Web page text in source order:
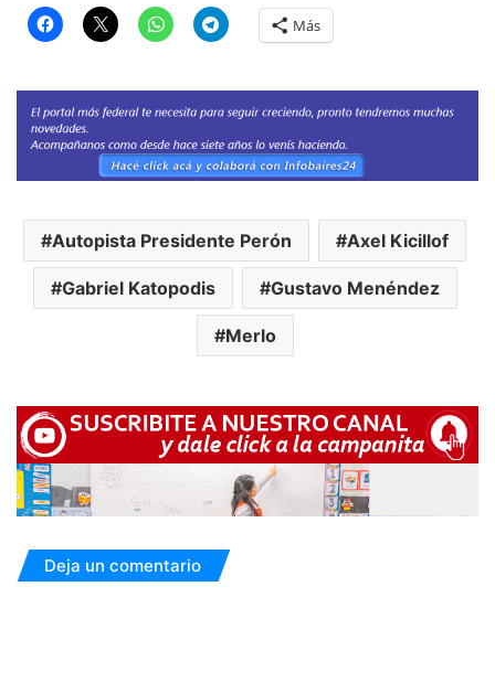
Más
Autopista Presidente Perón Axel Kicillof
Gabriel Katopodis Gustavo Menéndez
Merlo
Deja un comentario